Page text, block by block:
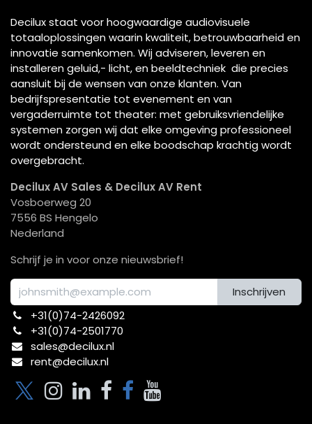
Decilux staat voor hoogwaardige audiovisuele
totaaloplossingen waarin kwaliteit, betrouwbaarheid en
innovatie samenkomen. Wij adviseren, leveren en
installeren geluid,- licht, en beeldtechniek die precies
aansluit bij de wensen van onze klanten. Van
bedrijfspresentatie tot evenement en van
vergaderruimte tot theater: met gebruiksvriendelijke
systemen zorgen wij dat elke omgeving professioneel
wordt ondersteund en elke boodschap krachtig wordt
overgebracht.
Decilux AV Sales & Decilux AV Rent
Vosboerweg 20
7556 BS Hengelo
Nederland
Schrijf je in voor onze nieuwsbrief!
Inschrijven
+31(0)74-2426092​
+31(0)74-2501770
sales@decilux.nl
rent@decilux.nl